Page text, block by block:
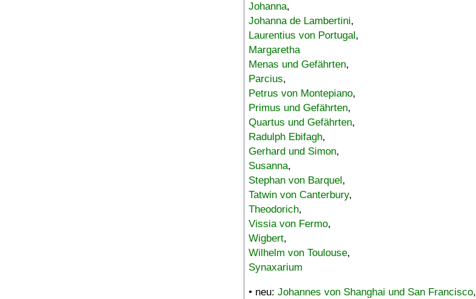
Johanna,
Johanna de Lambertini,
Laurentius von Portugal,
Margaretha
Menas und Gefährten,
Parcius,
Petrus von Montepiano,
Primus und Gefährten,
Quartus und Gefährten,
Radulph Ebifagh,
Gerhard und Simon,
Susanna,
Stephan von Barquel,
Tatwin von Canterbury,
Theodorich,
Vissia von Fermo,
Wigbert,
Wilhelm von Toulouse,
Synaxarium
• neu: Johannes von Shanghai und San Francisco,